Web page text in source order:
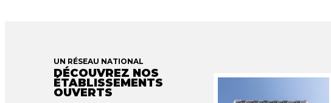
UN RÉSEAU NATIONAL
DÉCOUVREZ NOS
ÉTABLISSEMENTS
OUVERTS